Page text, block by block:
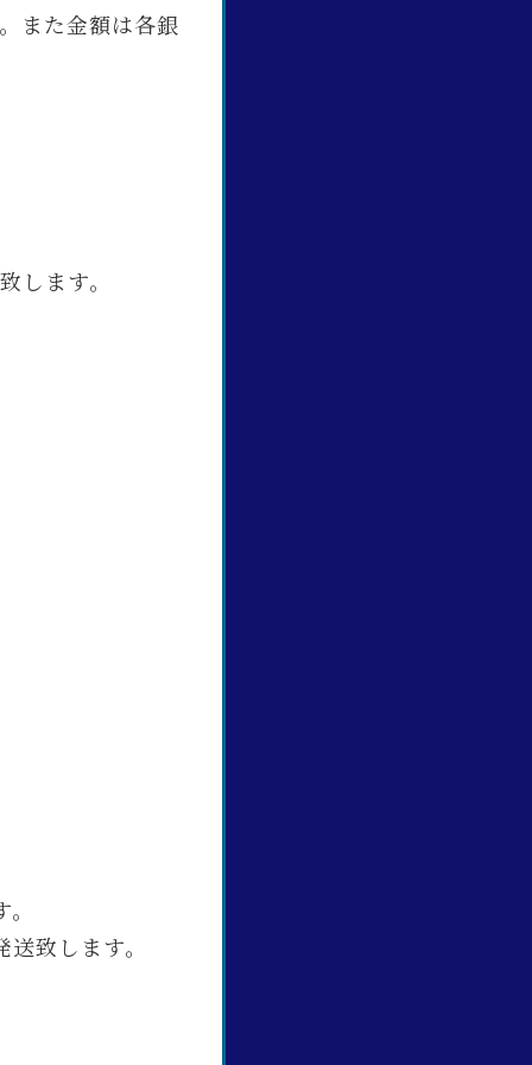
また金額は各銀
します。
致します。